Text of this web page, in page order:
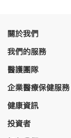
關於我們
我們的服務
醫護團隊
企業醫療保健服務
健康資訊
投資者